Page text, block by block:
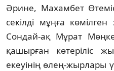
Әрине, Махамбет
секілді мұңға
Сондай-ақ Мұрат
қашырған кө­те­ріліс
екеуінің өлең-жырлары